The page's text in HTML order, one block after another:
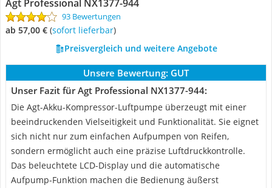
Agt Professional NX1377-944
93 Bewertungen
ab 57,00 € ( Sofort lieferbar)
Preisvergleich und weitere Angebote
Unsere Bewertung: GUT
Unser Fazit für Agt Professional NX1377-944:
Die Agt-Akku-Kompressor-Luftpumpe überzeugt mit einer
beeindruckenden Vielseitigkeit und Funktionalität. Sie eignet
sich nicht nur zum einfachen Aufpumpen von Reifen,
sondern ermöglicht auch eine präzise Luftdruckkontrolle.
Das beleuchtete LCD-Display und die automatische
Aufpump-Funktion machen die Bedienung äußerst